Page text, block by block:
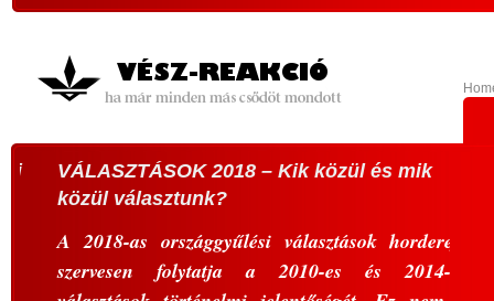
VÁLASZTÁSOK 2018 – Kik közül és mik
közül választunk?
A 2018-as országgyűlési választások hordereje
szervesen folytatja a 2010-es és 2014-es